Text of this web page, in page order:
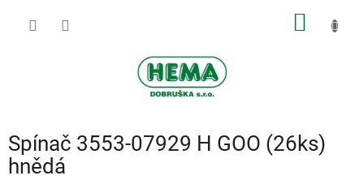
Spínač 3553-07929 H GOO (26ks)
hnědá